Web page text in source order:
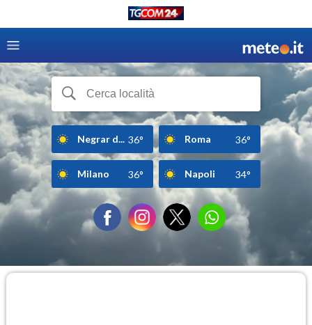
Negrar d... 36° Roma 36°
Milano 36° Napoli 34°